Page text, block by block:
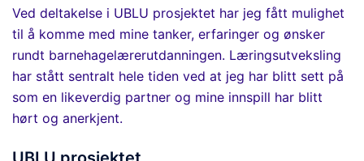
Ved deltakelse i UBLU prosjektet har jeg fått mulighet
til å komme med mine tanker, erfaringer og ønsker
rundt barnehagelærerutdanningen. Læringsutveksling
har stått sentralt hele tiden ved at jeg har blitt sett på
som en likeverdig partner og mine innspill har blitt
hørt og anerkjent.